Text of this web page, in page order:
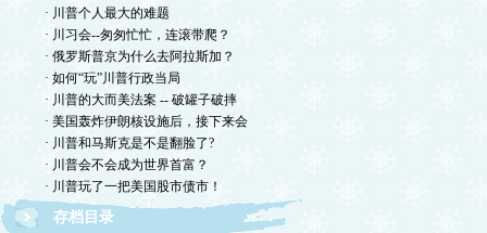
· 川普个人最大的难题
· 川习会--匆匆忙忙，连滚带爬？
· 俄罗斯普京为什么去阿拉斯加？
· 如何“玩”川普行政当局
· 川普的大而美法案 -- 破罐子破摔
· 美国轰炸伊朗核设施后，接下来会
· 川普和马斯克是不是翻脸了?
· 川普会不会成为世界首富？
· 川普玩了一把美国股市债市！
存档目录